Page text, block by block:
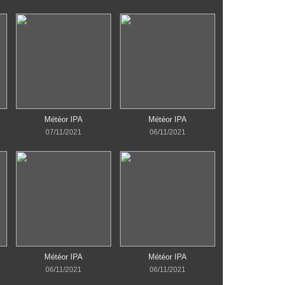
Météor IPA
07/11/2021
Météor IPA
06/11/2021
Météor IPA
06/11/2021
Météor IPA
06/11/2021